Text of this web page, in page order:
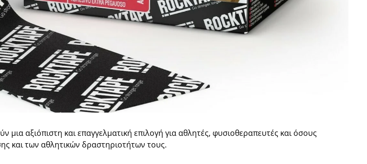
αξιόπιστη και επαγγελματική επιλογή για αθλητές, φυσιοθεραπευτές και όσους
και των αθλητικών δραστηριοτήτων τους.